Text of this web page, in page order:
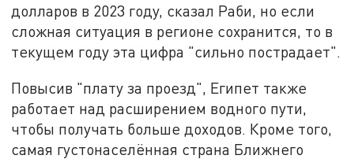
долларов в 2023 году, сказал Раби, но если
сложная ситуация в регионе сохранится, то в
текущем году эта цифра "сильно пострадает".
Повысив "плату за проезд", Египет также
работает над расширением водного пути,
чтобы получать больше доходов. Кроме того,
самая густонаселённая страна Ближнего